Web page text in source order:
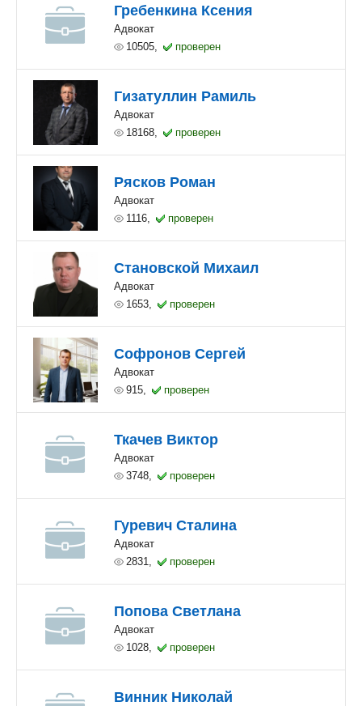
Гребенкина Ксения
Адвокат
10505,
проверен
Гизатуллин Рамиль
Адвокат
18168,
проверен
Рясков Роман
Адвокат
1116,
проверен
Становской Михаил
Адвокат
1653,
проверен
Софронов Сергей
Адвокат
915,
проверен
Ткачев Виктор
Адвокат
3748,
проверен
Гуревич Сталина
Адвокат
2831,
проверен
Попова Светлана
Адвокат
1028,
проверен
Винник Николай